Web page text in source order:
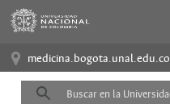
medicina.bogota.unal.edu.co